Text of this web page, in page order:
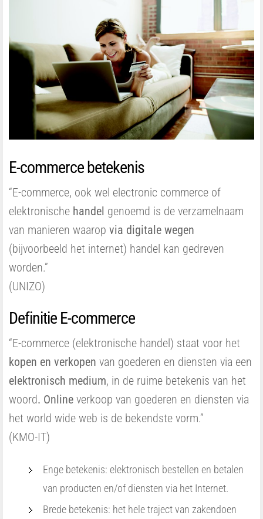
E-commerce betekenis
“E-commerce, ook wel electronic commerce of
elektronische handel genoemd is de verzamelnaam
van manieren waarop via digitale wegen
(bijvoorbeeld het internet) handel kan gedreven
worden.”
(UNIZO)
Definitie E-commerce
“E-commerce (elektronische handel) staat voor het
kopen en verkopen van goederen en diensten via een
elektronisch medium, in de ruime betekenis van het
woord. Online verkoop van goederen en diensten via
het world wide web is de bekendste vorm.”
(KMO-IT)
Enge betekenis: elektronisch bestellen en betalen
van producten en/of diensten via het Internet.
Brede betekenis: het hele traject van zakendoen